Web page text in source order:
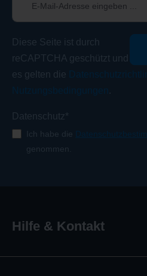
Diese Seite ist durch
reCAPTCHA geschützt und
es gelten die
Nutzungsbedingungen
.
Datenschutz*
Ich habe die
genommen.
Hilfe & Kontakt